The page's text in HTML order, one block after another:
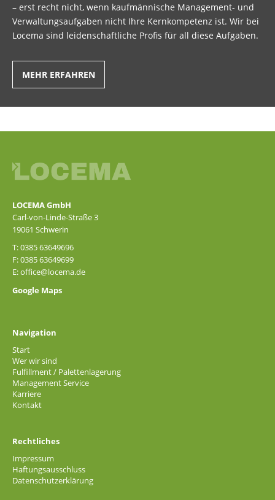
– erst recht nicht, wenn kaufmännische Management- und
Verwaltungsaufgaben nicht Ihre Kernkompetenz ist. Wir bei
Locema sind leidenschaftliche Profis für all diese Aufgaben.
MEHR ERFAHREN
LOCEMA GmbH
Carl-von-Linde-Straße 3
19061 Schwerin
T: 0385 63649696
F: 0385 63649699
E:office@locema.de
Google Maps
Navigation
Start
Wer wir sind
Fulfillment / Palettenlagerung
Management Service
Karriere
Kontakt
Rechtliches
Impressum
Haftungsausschluss
Datenschutzerklärung